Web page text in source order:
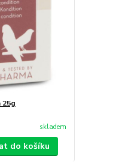
skladem
do košíku